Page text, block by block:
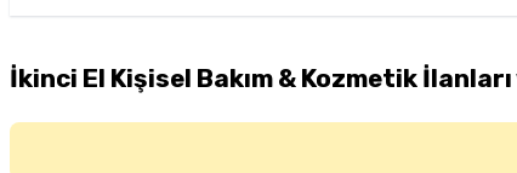
İkinci El Kişisel Bakım & Kozmetik